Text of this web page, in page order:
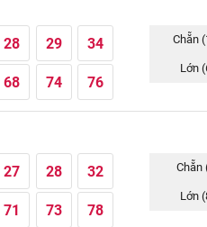
28 29 34
68 74 76
Chẵn
Lớn
27 28 32
71 73 78
Chẵn
Lớn